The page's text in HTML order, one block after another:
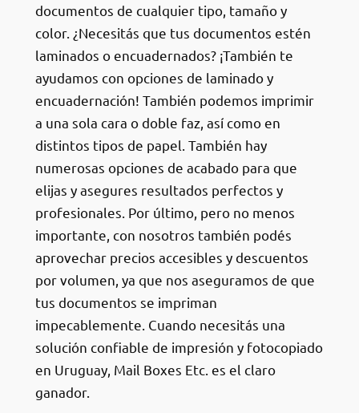
documentos de cualquier tipo, tamaño y
color. ¿Necesitás que tus documentos estén
laminados o encuadernados? ¡También te
ayudamos con opciones de laminado y
encuadernación! También podemos imprimir
a una sola cara o doble faz, así como en
distintos tipos de papel. También hay
numerosas opciones de acabado para que
elijas y asegures resultados perfectos y
profesionales. Por último, pero no menos
importante, con nosotros también podés
aprovechar precios accesibles y descuentos
por volumen, ya que nos aseguramos de que
tus documentos se impriman
impecablemente. Cuando necesitás una
solución confiable de impresión y fotocopiado
en Uruguay, Mail Boxes Etc. es el claro
ganador.